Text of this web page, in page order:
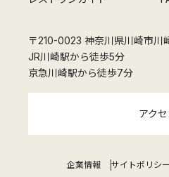
〒210-0023 神奈川県川崎市川
JR川崎駅から徒歩5分
京急川崎駅から徒歩7分
アクセ
企業情報 サイトポリシー